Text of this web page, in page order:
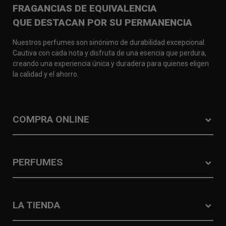
FRAGANCIAS DE EQUIVALENCIA
QUE DESTACAN POR SU PERMANENCIA
Nuestros perfumes son sinónimo de durabilidad excepcional.
Cautiva con cada nota y disfruta de una esencia que perdura,
creando una experiencia única y duradera para quienes eligen
la calidad y el ahorro.
COMPRA ONLINE
PERFUMES
LA TIENDA